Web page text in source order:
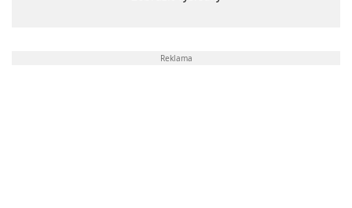
Reklama